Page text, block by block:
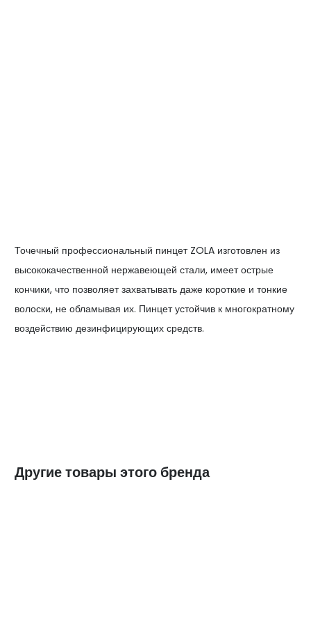
Точечный профессиональный пинцет ZOLA изготовлен из
высококачественной нержавеющей стали, имеет острые
кончики, что позволяет захватывать даже короткие и тонкие
волоски, не обламывая их. Пинцет устойчив к многократному
воздействию дезинфицирующих средств.
Другие товары этого бренда